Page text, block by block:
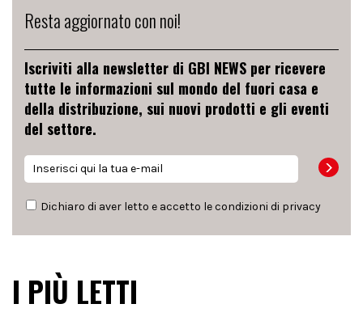
Resta aggiornato con noi!
Iscriviti alla newsletter di GBI NEWS per ricevere
tutte le informazioni sul mondo del fuori casa e
della distribuzione, sui nuovi prodotti e gli eventi
del settore.
Dichiaro di aver letto e accetto le condizioni di privacy
I PIÙ LETTI